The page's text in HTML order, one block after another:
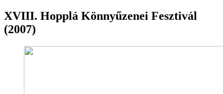
XVIII. Hopplá Könnyűzenei Fesztivál
(2007)